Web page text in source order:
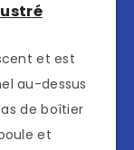
et est
au-dessus
de boîtier
et